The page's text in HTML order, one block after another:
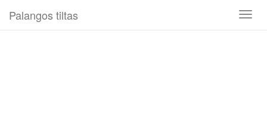
Toggle
Palangos tiltas